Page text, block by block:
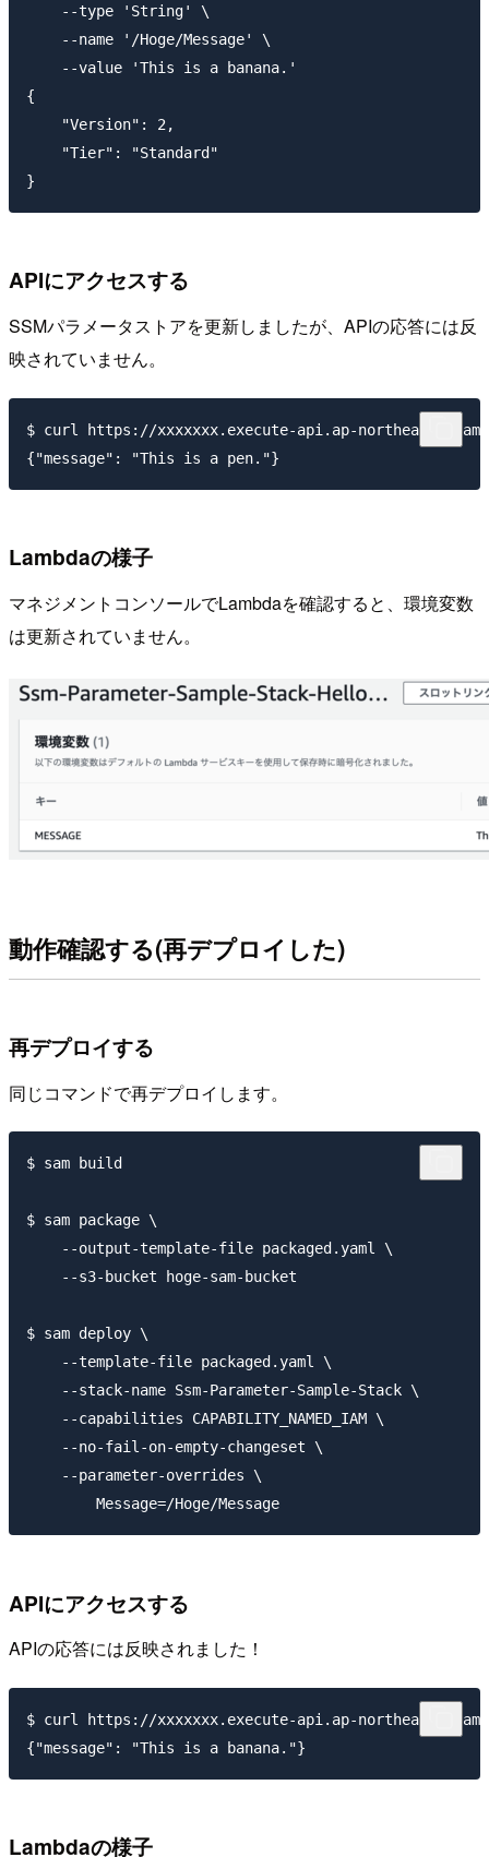
    --type 'String' \
    --name '/Hoge/Message' \
    --value 'This is a banana.'
{
    "Version": 2,
    "Tier": "Standard"
APIにアクセスする
SSMパラメータストアを更新しましたが、APIの応答には反
映されていません。
$ curl https://xxxxxxx.execute-api.ap-northeast-
Lambdaの様子
マネジメントコンソールでLambdaを確認すると、環境変数
は更新されていません。
動作確認する(再デプロイした)
再デプロイする
同じコマンドで再デプロイします。
$ sam build
$ sam package \
    --output-template-file packaged.yaml \
    --s3-bucket hoge-sam-bucket
$ sam deploy \
    --template-file packaged.yaml \
    --stack-name Ssm-Parameter-Sample-Stack \
    --capabilities CAPABILITY_NAMED_IAM \
    --no-fail-on-empty-changeset \
    --parameter-overrides \
APIにアクセスする
APIの応答には反映されました！
$ curl https://xxxxxxx.execute-api.ap-northeast-
Lambdaの様子